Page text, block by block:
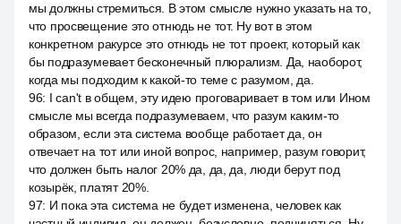
мы должны стремиться. В этом смысле нужно указать на то,
что просвещение это отнюдь не тот. Ну вот в этом
конкретном ракурсе это отнюдь не тот проект, который как
бы подразумевает бесконечный плюрализм. Да, наоборот,
когда мы подходим к какой-то теме с разумом, да.
96: I can't в общем, эту идею проговаривает в том или Ином
смысле мы всегда подразумеваем, что разум каким-то
образом, если эта система вообще работает да, он
отвечает на тот или иной вопрос, например, разум говорит,
что должен быть налог 20% да, да, да, люди берут под
козырёк, платят 20%.
97: И пока эта система не будет изменена, человек как